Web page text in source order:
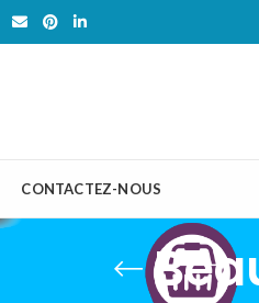
CONTACTEZ-NOUS